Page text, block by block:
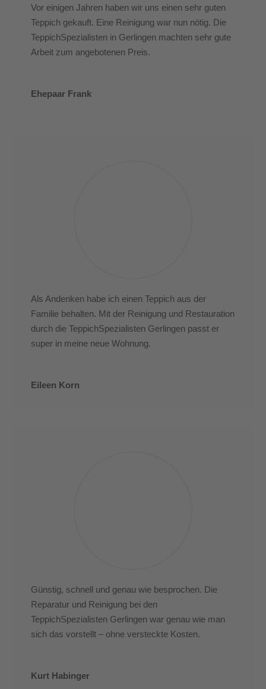
Vor einigen Jahren haben wir uns einen sehr guten
Teppich gekauft. Eine Reinigung war nun nötig. Die
TeppichSpezialisten in Gerlingen machten sehr gute
Arbeit zum angebotenen Preis.
Ehepaar Frank
Als Andenken habe ich einen Teppich aus der
Familie behalten. Mit der Reinigung und Restauration
durch die TeppichSpezialisten Gerlingen passt er
super in meine neue Wohnung.
Eileen Korn
Günstig, schnell und genau wie besprochen. Die
Reparatur und Reinigung bei den
TeppichSpezialisten Gerlingen war genau wie man
sich das vorstellt – ohne versteckte Kosten.
Kurt Habinger